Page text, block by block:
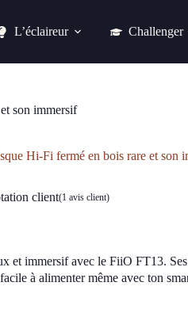
L’éclaireur Challenger
son immersif
Hi-Fi fermé en bois rare et son
client(1 avis client)
et immersif avec le FiiO FT13.
à alimenter même avec ton